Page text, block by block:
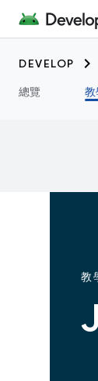
DEVELOP
總覽
教
教